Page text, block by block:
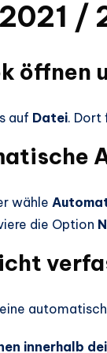
/
öffnen
auf Datei. Dort
wähle
die Option
innerhalb